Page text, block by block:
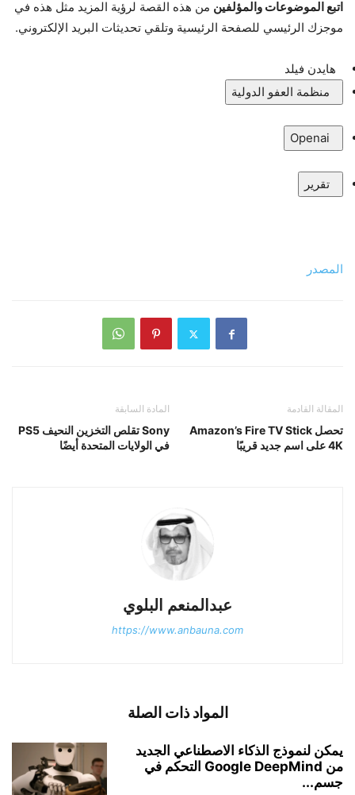
اتبع الموضوعات والمؤلفين من هذه القصة لرؤية المزيد مثل هذه في
موجزك الرئيسي للصفحة الرئيسية وتلقي تحديثات البريد الإلكتروني.
هايدن فيلد
منظمة العفو الدولية
Openai
تقرير
المصدر
المادة السابقة
Sony تقلص التخزين النحيف PS5
في الولايات المتحدة أيضًا
المقالة القادمة
تحصل Amazon’s Fire TV Stick
4K على اسم جديد قريبًا
عبدالمنعم البلوي
https://www.anbauna.com
المواد ذات الصلة
يمكن لنموذج الذكاء الاصطناعي الجديد
من Google DeepMind التحكم في
جسم...